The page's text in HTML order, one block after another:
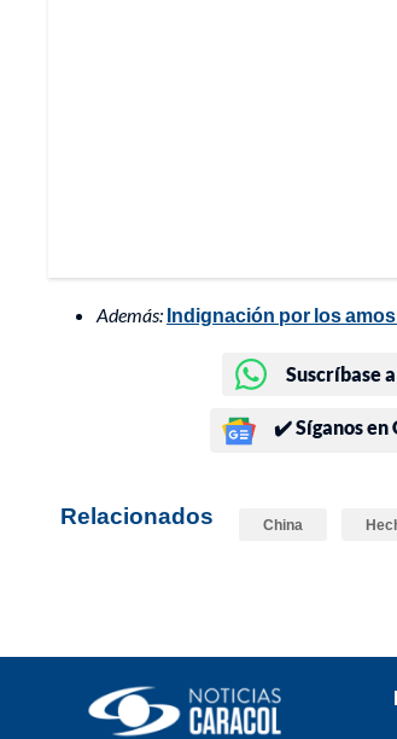
Además: Indignación por los
Suscríbase
✔️ Síganos en
Relacionados China